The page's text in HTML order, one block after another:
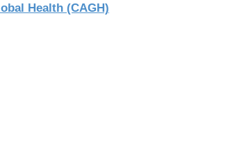
Health (CAGH)